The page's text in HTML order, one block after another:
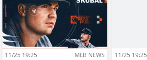
11/25 19:25 MLB NEWS 11/25 19:25